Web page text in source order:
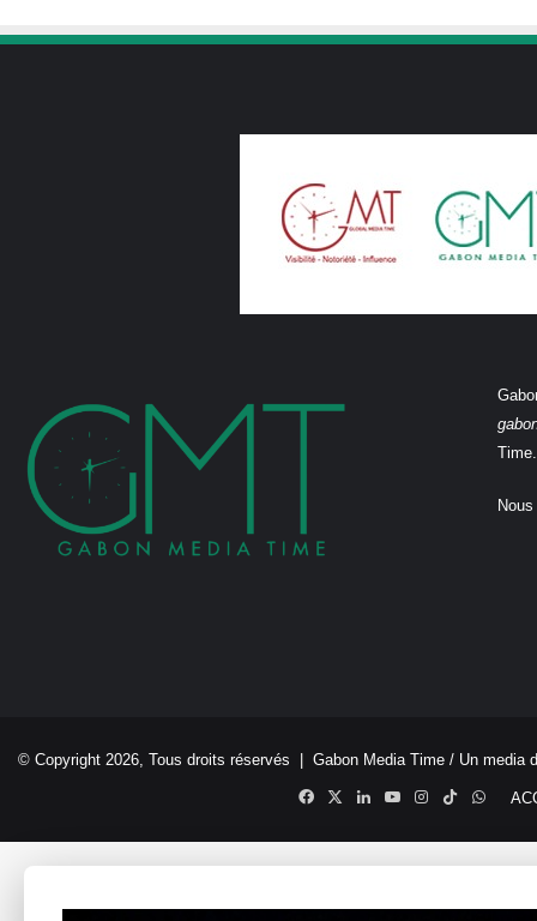
Time.
© Copyright 2026, Tous droits réservés | Gabon Media Time / Un media
Facebook
X LinkedinYouTubeInstagram
TikTok